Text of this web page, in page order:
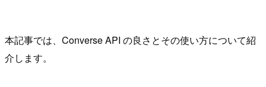
本記事では、Converse API の良さとその使い方について紹
介します。